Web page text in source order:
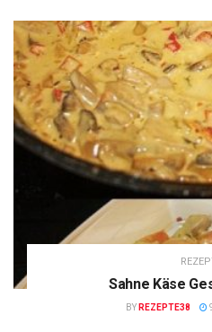
Sahne Käse
BY REZEPTE38